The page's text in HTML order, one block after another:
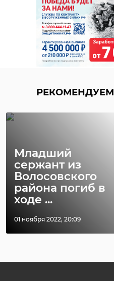
РЕКОМЕНДУЕМ
Младший
сержант из
Волосовского
района погиб в
ходе ...
01 ноября 2022, 20:09